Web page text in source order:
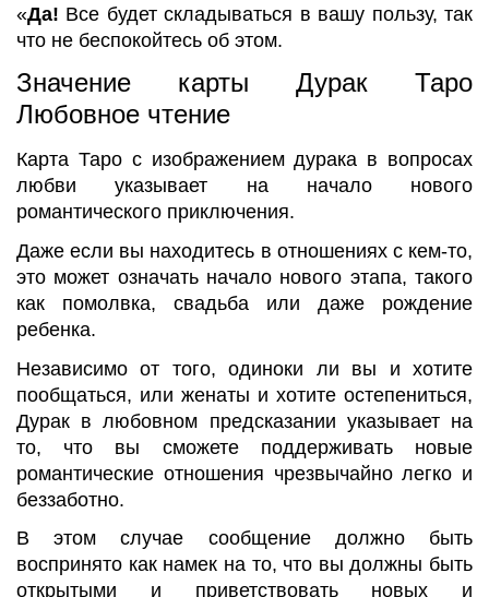
«Да! Все будет складываться в вашу пользу, так
что не беспокойтесь об этом.
Значение карты Дурак Таро
Любовное чтение
Карта Таро с изображением дурака в вопросах
любви указывает на начало нового
романтического приключения.
Даже если вы находитесь в отношениях с кем-то,
это может означать начало нового этапа, такого
как помолвка, свадьба или даже рождение
ребенка.
Независимо от того, одиноки ли вы и хотите
пообщаться, или женаты и хотите остепениться,
Дурак в любовном предсказании указывает на
то, что вы сможете поддерживать новые
романтические отношения чрезвычайно легко и
беззаботно.
В этом случае сообщение должно быть
воспринято как намек на то, что вы должны быть
открытыми и приветствовать новых и